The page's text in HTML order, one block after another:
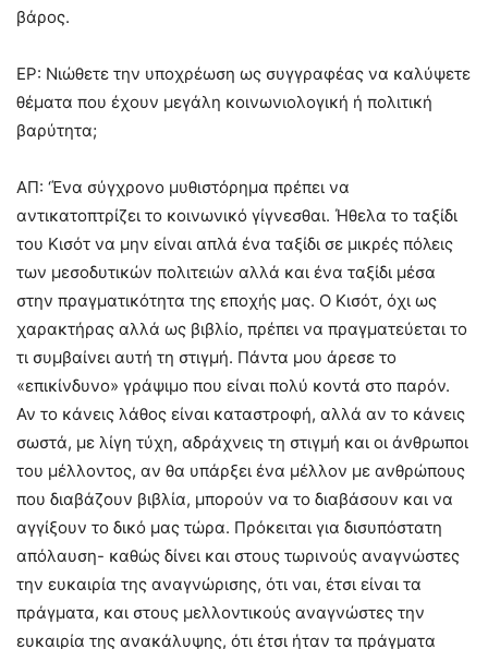
βάρος.
ΕΡ: Νιώθετε την υποχρέωση ως συγγραφέας να καλύψετε
θέματα που έχουν μεγάλη κοινωνιολογική ή πολιτική
βαρύτητα;
ΑΠ: ‘Ένα σύγχρονο μυθιστόρημα πρέπει να
αντικατοπτρίζει το κοινωνικό γίγνεσθαι. Ήθελα το ταξίδι
του Κισότ να μην είναι απλά ένα ταξίδι σε μικρές πόλεις
των μεσοδυτικών πολιτειών αλλά και ένα ταξίδι μέσα
στην πραγματικότητα της εποχής μας. Ο Κισότ, όχι ως
χαρακτήρας αλλά ως βιβλίο, πρέπει να πραγματεύεται το
τι συμβαίνει αυτή τη στιγμή. Πάντα μου άρεσε το
«επικίνδυνο» γράψιμο που είναι πολύ κοντά στο παρόν.
Αν το κάνεις λάθος είναι καταστροφή, αλλά αν το κάνεις
σωστά, με λίγη τύχη, αδράχνεις τη στιγμή και οι άνθρωποι
του μέλλοντος, αν θα υπάρξει ένα μέλλον με ανθρώπους
που διαβάζουν βιβλία, μπορούν να το διαβάσουν και να
αγγίξουν το δικό μας τώρα. Πρόκειται για δισυπόστατη
απόλαυση- καθώς δίνει και στους τωρινούς αναγνώστες
την ευκαιρία της αναγνώρισης, ότι ναι, έτσι είναι τα
πράγματα, και στους μελλοντικούς αναγνώστες την
ευκαιρία της ανακάλυψης, ότι έτσι ήταν τα πράγματα